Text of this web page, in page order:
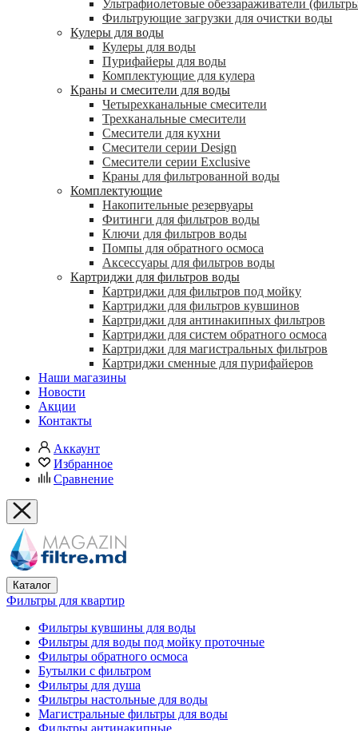
Ультрафиолетовые обеззараживатели
Фильтрующие загрузки для очистки воды
Кулеры для воды
Кулеры для воды
Пурифайеры для воды
Комплектующие для кулера
Краны и смесители для воды
Четырехканальные смесители
Трехканальные смесители
Смесители для кухни
Смесители серии Design
Смесители серии Exclusive
Краны для фильтрованной воды
Комплектующие
Накопительные резервуары
Фитинги для фильтров воды
Ключи для фильтров воды
Помпы для обратного осмоса
Аксессуары для фильтров воды
Картриджи для фильтров воды
Картриджи для фильтров под мойку
Картриджи для фильтров кувшинов
Картриджи для антинакипных фильтров
Картриджи для систем обратного осмоса
Картриджи для магистральных фильтров
Картриджи сменные для пурифайеров
Наши магазины
Новости
Акции
Контакты
Аккаунт
Избранное
Сравнение
Каталог
Фильтры для квартир
Фильтры кувшины для воды
Фильтры для воды под мойку проточные
Фильтры обратного осмоса
Бутылки с фильтром
Фильтры для душа
Фильтры настольные для воды
Магистральные фильтры для воды
Фильтры антинакипные